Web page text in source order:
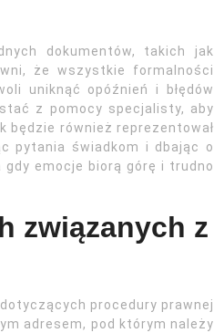
dokumentów, takich jak
że wszystkie formalności
uniknąć opóźnień i błędów
z pomocy specjalisty, aby
będzie również reprezentował
pytania świadkom i dbając o
emocje biorą górę i trudno
związanych z
procedury prawnej
adresem, pod którym należy